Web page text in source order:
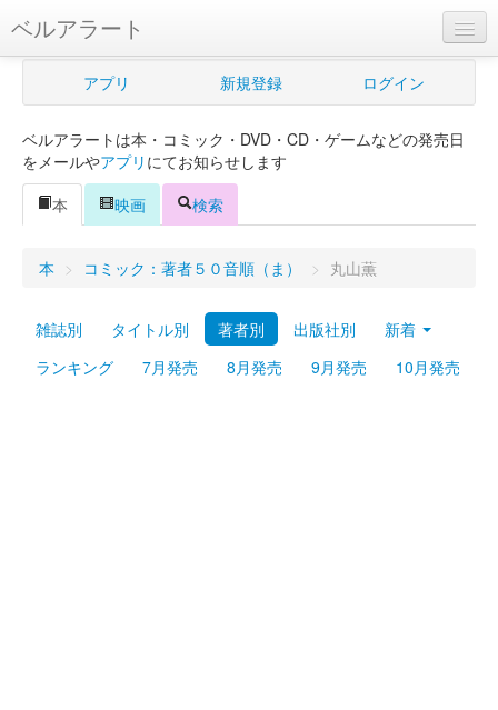
ベルアラート
ベルアラートとは
新規登録
ログイン
Myシェルフ
プレミアム
アプリ 新規登録 ログイン
ベルアラートは本・コミック・DVD・CD・ゲームなどの発売日
をメールやアプリ にてお知らせします
本
映画 検索
本 > コミック：著者５０音順（ま） > 丸山薫
雑誌別 タイトル別 著者別 出版社別
新着
ランキング
7月発売 8月発売 9月発売 10月発売